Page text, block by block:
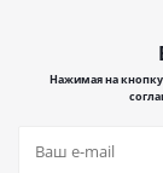
Нажимая на кнопку